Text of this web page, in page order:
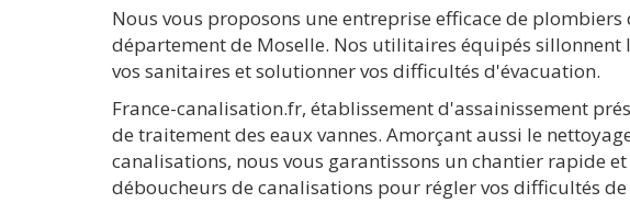
Nous vous proposons une entreprise efficace de
département de Moselle. Nos utilitaires équipés
vos sanitaires et solutionner vos difficultés d'évacuation.
France-canalisation.fr, établissement d'assainissement
de traitement des eaux vannes. Amorçant aussi le
canalisations, nous vous garantissons un chantier rapide
déboucheurs de canalisations pour régler vos difficultés